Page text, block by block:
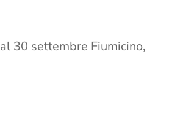
30 settembre Fiumicino,